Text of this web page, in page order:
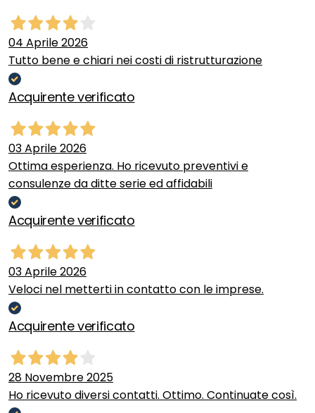
04 Aprile 2026
Tutto bene e chiari nei costi di ristrutturazione
Acquirente verificato
03 Aprile 2026
Ottima esperienza. Ho ricevuto preventivi e
consulenze da ditte serie ed affidabili
Acquirente verificato
03 Aprile 2026
Veloci nel metterti in contatto con le imprese.
Acquirente verificato
28 Novembre 2025
Ho ricevuto diversi contatti. Ottimo. Continuate così.